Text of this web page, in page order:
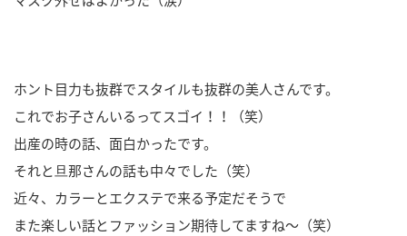
ホント目力も抜群でスタイルも抜群の美人さんです。
これでお子さんいるってスゴイ！！（笑）
出産の時の話、面白かったです。
それと旦那さんの話も中々でした（笑）
近々、カラーとエクステで来る予定だそうで
また楽しい話とファッション期待してますね～（笑）